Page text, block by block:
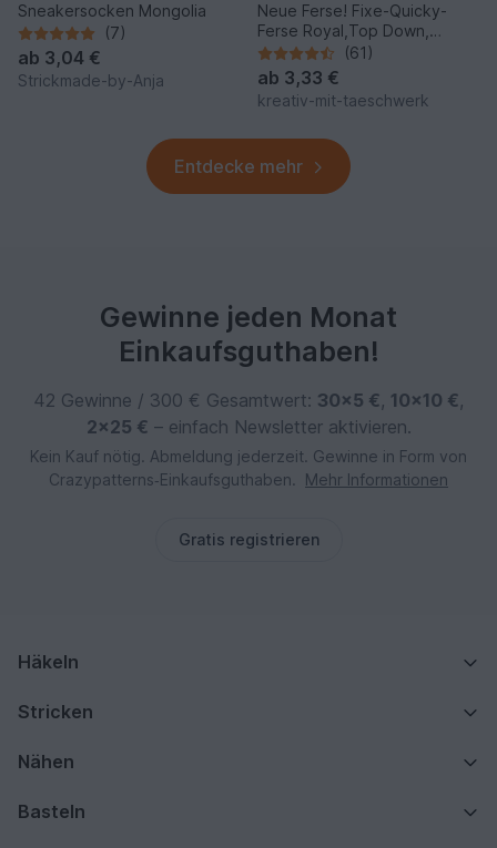
Sneakersocken Mongolia
(7)
ab 3,04 €
Strickmade-by-Anja
Neue Ferse! Fixe-Quicky-
Ferse Royal,Top Down,
Socken stricken, Gr. 34-45
(61)
ab 3,33 €
kreativ-mit-taeschwerk
Entdecke mehr
Gewinne jeden Monat
Einkaufsguthaben!
42 Gewinne / 300 € Gesamtwert: 30×5 €, 10×10 €,
2×25 € – einfach Newsletter aktivieren.
Kein Kauf nötig. Abmeldung jederzeit. Gewinne in Form von
Crazypatterns‑Einkaufsguthaben.
Mehr Informationen
Gratis registrieren
Häkeln
Stricken
Nähen
Basteln